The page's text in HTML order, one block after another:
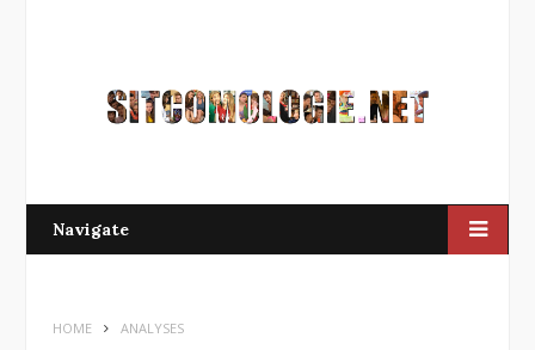
Navigate
HOME ANALYSES